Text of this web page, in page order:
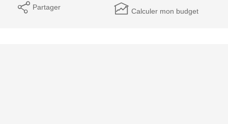
Partager Calculer mon budget